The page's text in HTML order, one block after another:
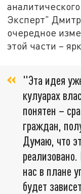
Эксперт"
очередное
этой части –
"Эта идея
кулуарах
понятен –
граждан,
Думаю, что
нас в плане
будет